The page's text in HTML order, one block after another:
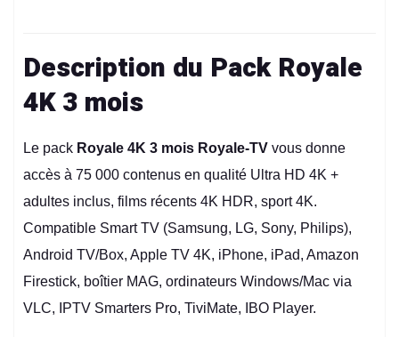
Description du Pack Royale
4K 3 mois
Le pack Royale 4K 3 mois Royale-TV vous donne
accès à 75 000 contenus en qualité Ultra HD 4K +
adultes inclus, films récents 4K HDR, sport 4K.
Compatible Smart TV (Samsung, LG, Sony, Philips),
Android TV/Box, Apple TV 4K, iPhone, iPad, Amazon
Firestick, boîtier MAG, ordinateurs Windows/Mac via
VLC, IPTV Smarters Pro, TiviMate, IBO Player.